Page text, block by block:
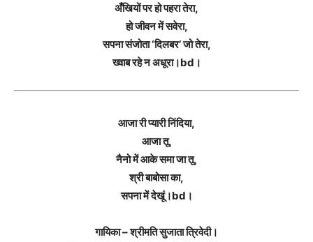
अँखियों पर हो पहरा तेरा,
हो जीवन में सवेरा,
सपना संजोता ‘दिलबर’ जो तेरा,
ख्वाब रहे न अधूरा।bd।
आजा री प्यारी निंदिया,
आजा तू,
नैनो में आके समा जा तू,
श्री बाबोसा का,
सपना में देखूं।bd।
गायिका – श्रीमति सुजाता त्रिवेदी।